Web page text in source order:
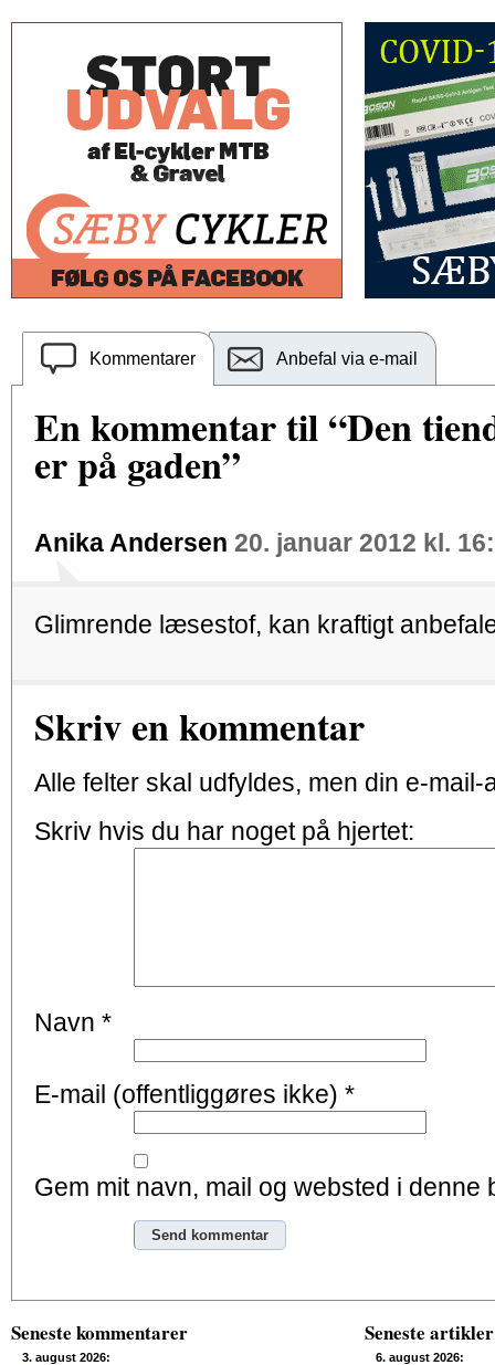
Kommentarer Anbefal via e-mail
En kommentar til “Den
er på gaden”
Anika Andersen 20. januar 2012 kl.
Glimrende læsestof, kan kraftigt
Skriv en kommentar
Alle felter skal udfyldes, men din e-
Skriv hvis du har noget på hjertet:
Navn *
E-mail (offentliggøres ikke) *
Gem mit navn, mail og websted i
Seneste kommentarer
3. august 2026:
Seneste artikler
6. august 2026: